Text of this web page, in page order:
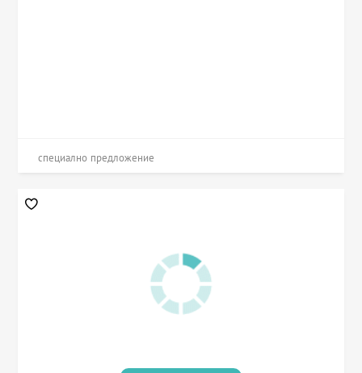
специално предложение